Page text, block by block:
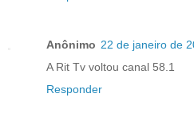
Anônimo 22 de janeiro de
A Rit Tv voltou canal 58.1
Responder